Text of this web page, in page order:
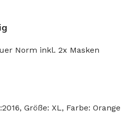
Norm inkl. 2x Masken
Größe: XL, Farbe: Orange